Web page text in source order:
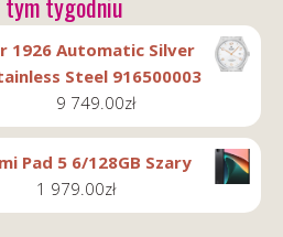
1926 Automatic Silver
Steel 916500003
9 749.00zł
Pad 5 6/128GB Szary
1 979.00zł